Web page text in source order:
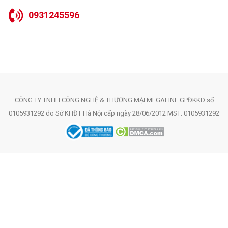
Ngoài ra, khách hàng khi mua đèn còn được:
0931245596
CÔNG TY TNHH CÔNG NGHỆ & THƯƠNG MẠI MEGALINE GPĐKKD số
0105931292 do Sở KHĐT Hà Nội cấp ngày 28/06/2012 MST: 0105931292